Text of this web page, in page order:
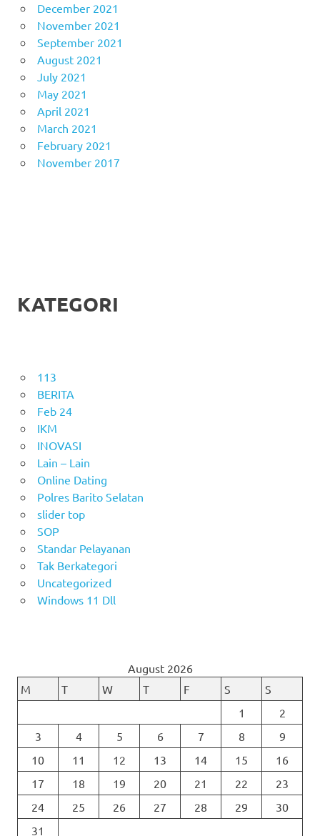
December 2021
November 2021
September 2021
August 2021
July 2021
May 2021
April 2021
March 2021
February 2021
November 2017
KATEGORI
113
BERITA
Feb 24
IKM
INOVASI
Lain – Lain
Online Dating
Polres Barito Selatan
slider top
SOP
Standar Pelayanan
Tak Berkategori
Uncategorized
Windows 11 Dll
August 2026
M
T W T F S
S
1
2
3
4 5 6 7 8
9
10
11 12 13 14 15
16
17
18 19 20 21 22
23
24
25 26 27 28 29
30
31